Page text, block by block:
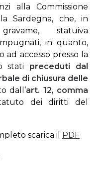
alla Commissione
Sardegna, che, in
statuiva
in quanto,
ad accesso presso la
stati preceduti dal
di chiusura delle
dall’art. 12, comma
dei diritti del
scarica il PDF